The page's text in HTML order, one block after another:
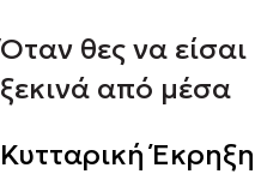
Όταν θες να
ξεκινά από μέσα
Κυτταρική